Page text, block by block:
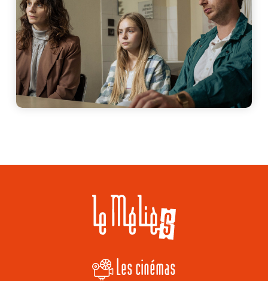
Les cinémas